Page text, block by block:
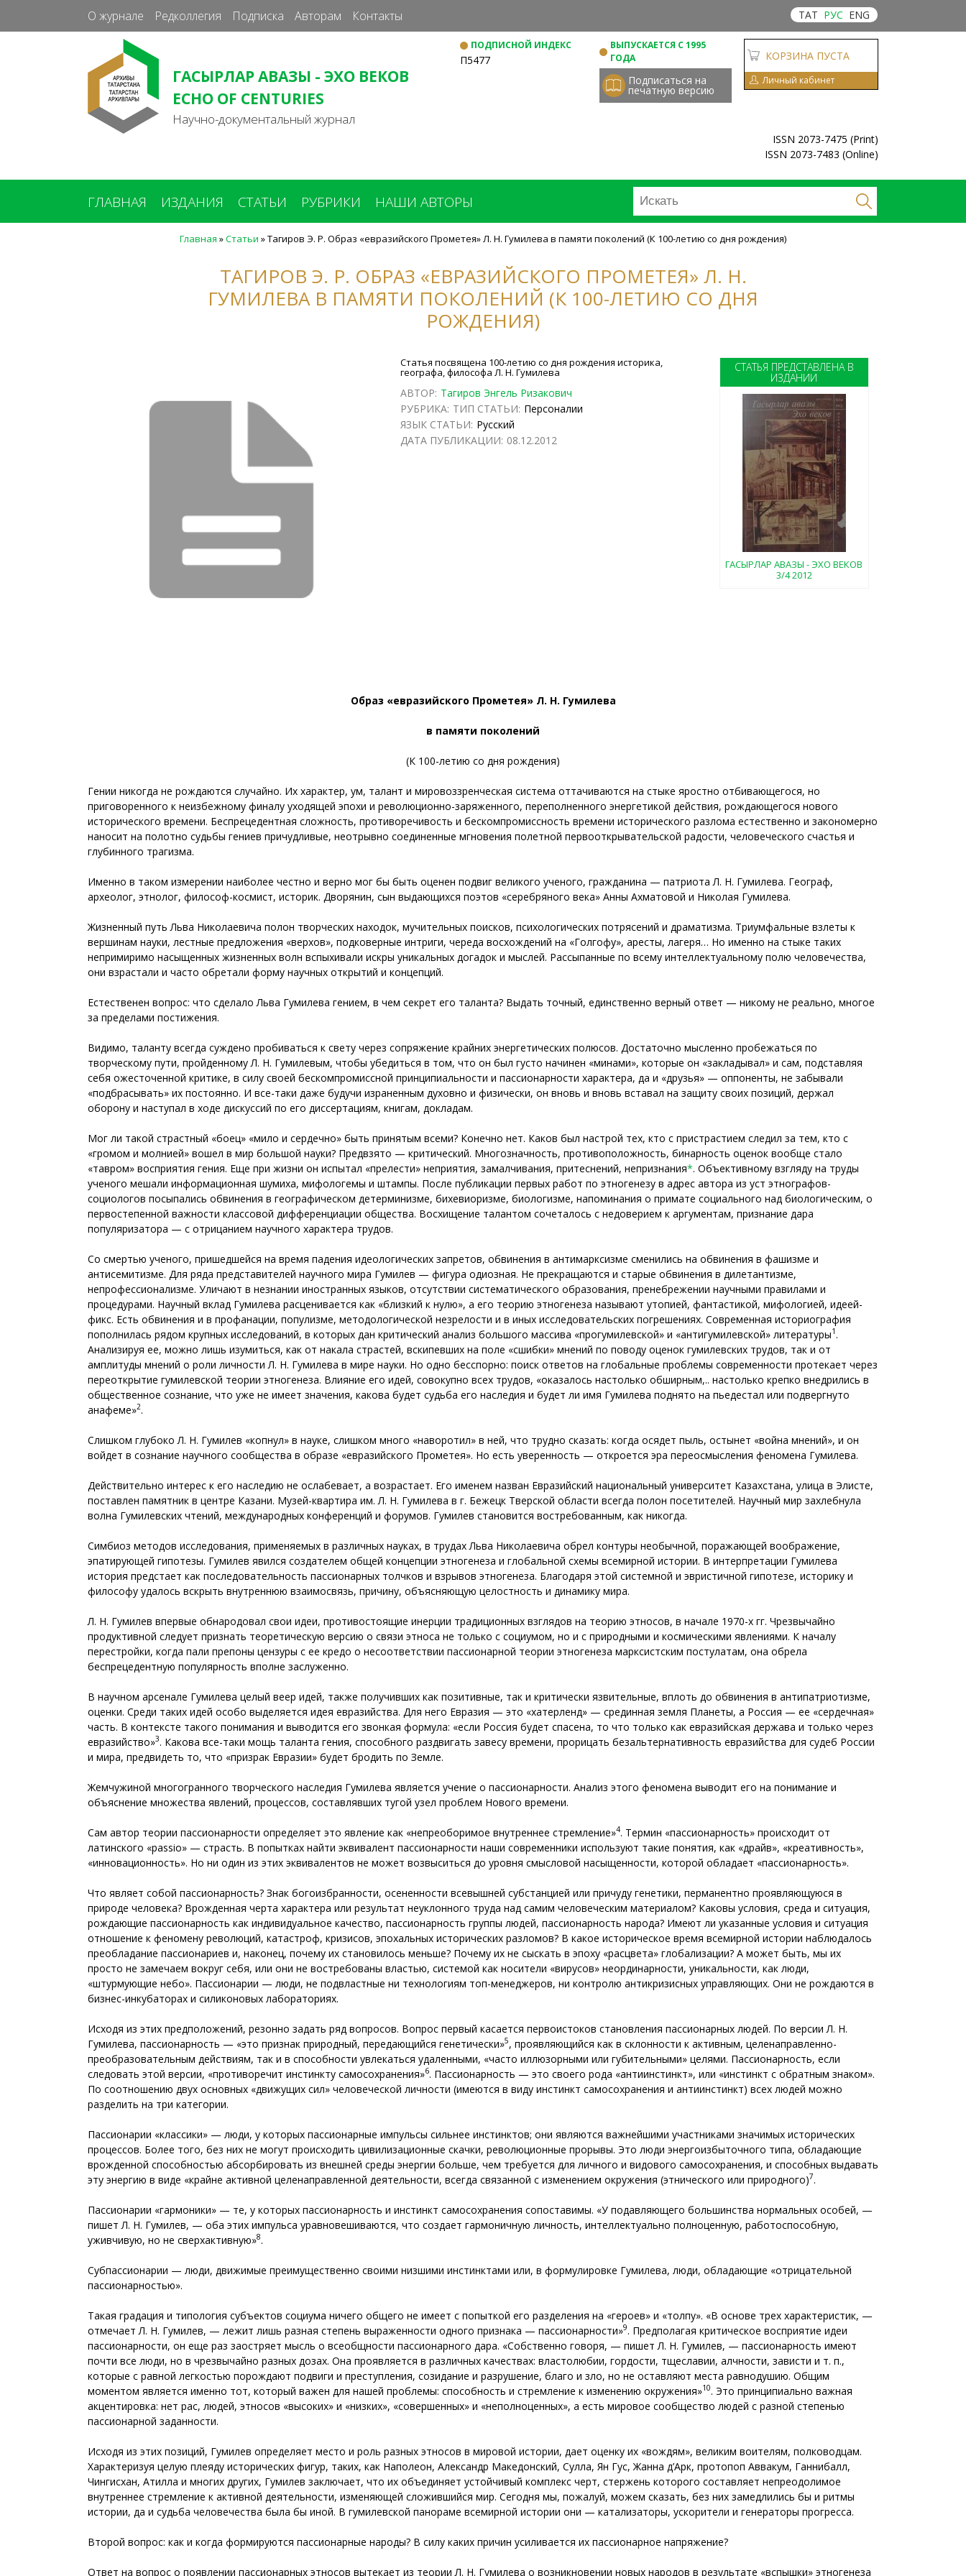
к
основному
О журнале Редколлегия Подписка Авторам Контакты ТАТ РУС ENG
ГАСЫРЛАР АВАЗЫ - ЭХО ВЕКОВ
ECHO OF CENTURIES
Научно-документальный журнал
ПОДПИСНОЙ ИНДЕКС
П5477
ВЫПУСКАЕТСЯ С 1995
ГОДА
Подписаться на
печатную версию
КОРЗИНА ПУСТА
Личный кабинет
ISSN 2073-7475 (Print)
ISSN 2073-7483 (Online)
ГЛАВНАЯ ИЗДАНИЯ СТАТЬИ РУБРИКИ НАШИ АВТОРЫ
Главная »Статьи »Тагиров Э. Р. Образ «евразийского Прометея» Л. Н. Гумилева в памяти поколений (К 100-летию со дня рождения)
ТАГИРОВ Э. Р. ОБРАЗ «ЕВРАЗИЙСКОГО ПРОМЕТЕЯ» Л. Н.
ГУМИЛЕВА В ПАМЯТИ ПОКОЛЕНИЙ (К 100-ЛЕТИЮ СО ДНЯ
РОЖДЕНИЯ)
Статья посвящена 100-летию со дня рождения историка,
географа, философа Л. Н. Гумилева
АВТОР: Тагиров Энгель Ризакович
РУБРИКА: ТИП СТАТЬИ: Персоналии
ЯЗЫК СТАТЬИ: Русский
ДАТА ПУБЛИКАЦИИ: 08.12.2012
СТАТЬЯ ПРЕДСТАВЛЕНА В
ИЗДАНИИ
ГАСЫРЛАР АВАЗЫ - ЭХО ВЕКОВ
3/4 2012
Образ «евразийского Прометея» Л. Н. Гумилева
в памяти поколений
(К 100-летию со дня рождения)
Гении никогда не рождаются случайно. Их характер, ум, талант и мировоззренческая система оттачиваются на стыке яростно отбивающегося, но
приговоренного к неизбежному финалу уходящей эпохи и революционно-заряженного, переполненного энергетикой действия, рождающегося нового
исторического времени. Беспрецедентная сложность, противоречивость и бескомпромиссность времени исторического разлома естественно и закономерно
наносит на полотно судьбы гениев причудливые, неотрывно соединенные мгновения полетной первооткрывательской радости, человеческого счастья и
глубинного трагизма.
Именно в таком измерении наиболее честно и верно мог бы быть оценен подвиг великого ученого, гражданина — патриота Л. Н. Гумилева. Географ,
археолог, этнолог, философ-космист, историк. Дворянин, сын выдающихся поэтов «серебряного века» Анны Ахматовой и Николая Гумилева.
Жизненный путь Льва Николаевича полон творческих находок, мучительных поисков, психологических потрясений и драматизма. Триумфальные взлеты к
вершинам науки, лестные предложения «верхов», подковерные интриги, череда восхождений на «Голгофу», аресты, лагеря… Но именно на стыке таких
непримиримо насыщенных жизненных волн вспыхивали искры уникальных догадок и мыслей. Рассыпанные по всему интеллектуальному полю человечества,
они взрастали и часто обретали форму научных открытий и концепций.
Естественен вопрос: что сделало Льва Гумилева гением, в чем секрет его таланта? Выдать точный, единственно верный ответ — никому не реально, многое
за пределами постижения.
Видимо, таланту всегда суждено пробиваться к свету через сопряжение крайних энергетических полюсов. Достаточно мысленно пробежаться по
творческому пути, пройденному Л. Н. Гумилевым, чтобы убедиться в том, что он был густо начинен «минами», которые он «закладывал» и сам, подставляя
себя ожесточенной критике, в силу своей бескомпромиссной принципиальности и пассионарности характера, да и «друзья» — оппоненты, не забывали
«подбрасывать» их постоянно. И все-таки даже будучи израненным духовно и физически, он вновь и вновь вставал на защиту своих позиций, держал
оборону и наступал в ходе дискуссий по его диссертациям, книгам, докладам.
Мог ли такой страстный «боец» «мило и сердечно» быть принятым всеми? Конечно нет. Каков был настрой тех, кто с пристрастием следил за тем, кто с
«громом и молнией» вошел в мир большой науки? Предвзято — критический. Многозначность, противоположность, бинарность оценок вообще стало
«тавром» восприятия гения. Еще при жизни он испытал «прелести» неприятия, замалчивания, притеснений, непризнания*. Объективному взгляду на труды
ученого мешали информационная шумиха, мифологемы и штампы. После публикации первых работ по этногенезу в адрес автора из уст этнографов-
социологов посыпались обвинения в географическом детерминизме, бихевиоризме, биологизме, напоминания о примате социального над биологическим, о
первостепенной важности классовой дифференциации общества. Восхищение талантом сочеталось с недоверием к аргументам, признание дара
популяризатора — с отрицанием научного характера трудов.
Со смертью ученого, пришедшейся на время падения идеологических запретов, обвинения в антимарксизме сменились на обвинения в фашизме и
антисемитизме. Для ряда представителей научного мира Гумилев — фигура одиозная. Не прекращаются и старые обвинения в дилетантизме,
непрофессионализме. Уличают в незнании иностранных языков, отсутствии систематического образования, пренебрежении научными правилами и
процедурами. Научный вклад Гумилева расценивается как «близкий к нулю», а его теорию этногенеза называют утопией, фантастикой, мифологией, идеей-
фикс. Есть обвинения и в профанации, популизме, методологической незрелости и в иных исследовательских погрешениях. Современная историография
пополнилась рядом крупных исследований, в которых дан критический анализ большого массива «прогумилевской» и «антигумилевской» литературы1 .
Анализируя ее, можно лишь изумиться, как от накала страстей, вскипевших на поле «сшибки» мнений по поводу оценок гумилевских трудов, так и от
амплитуды мнений о роли личности Л. Н. Гумилева в мире науки. Но одно бесспорно: поиск ответов на глобальные проблемы современности протекает через
переоткрытие гумилевской теории этногенеза. Влияние его идей, совокупно всех трудов, «оказалось настолько обширным,.. настолько крепко внедрились в
общественное сознание, что уже не имеет значения, какова будет судьба его наследия и будет ли имя Гумилева поднято на пьедестал или подвергнуто
анафеме»2.
Слишком глубоко Л. Н. Гумилев «копнул» в науке, слишком много «наворотил» в ней, что трудно сказать: когда осядет пыль, остынет «война мнений», и он
войдет в сознание научного сообщества в образе «евразийского Прометея». Но есть уверенность — откроется эра переосмысления феномена Гумилева.
Действительно интерес к его наследию не ослабевает, а возрастает. Его именем назван Евразийский национальный университет Казахстана, улица в Элисте,
поставлен памятник в центре Казани. Музей-квартира им. Л. Н. Гумилева в г. Бежецк Тверской области всегда полон посетителей. Научный мир захлебнула
волна Гумилевских чтений, международных конференций и форумов. Гумилев становится востребованным, как никогда.
Симбиоз методов исследования, применяемых в различных науках, в трудах Льва Николаевича обрел контуры необычной, поражающей воображение,
эпатирующей гипотезы. Гумилев явился создателем общей концепции этногенеза и глобальной схемы всемирной истории. В интерпретации Гумилева
история предстает как последовательность пассионарных толчков и взрывов этногенеза. Благодаря этой системной и эвристичной гипотезе, историку и
философу удалось вскрыть внутреннюю взаимосвязь, причину, объясняющую целостность и динамику мира.
Л. Н. Гумилев впервые обнародовал свои идеи, противостоящие инерции традиционных взглядов на теорию этносов, в начале 1970-х гг. Чрезвычайно
продуктивной следует признать теоретическую версию о связи этноса не только с социумом, но и с природными и космическими явлениями. К началу
перестройки, когда пали препоны цензуры с ее кредо о несоответствии пассионарной теории этногенеза марксистским постулатам, она обрела
беспрецедентную популярность вполне заслуженно.
В научном арсенале Гумилева целый веер идей, также получивших как позитивные, так и критически язвительные, вплоть до обвинения в антипатриотизме,
оценки. Среди таких идей особо выделяется идея евразийства. Для него Евразия — это «хатерленд» — срединная земля Планеты, а Россия — ее «сердечная»
часть. В контексте такого понимания и выводится его звонкая формула: «если Россия будет спасена, то что только как евразийская держава и только через
евразийство»3. Какова все-таки мощь таланта гения, способного раздвигать завесу времени, прорицать безальтернативность евразийства для судеб России
и мира, предвидеть то, что «призрак Евразии» будет бродить по Земле.
Жемчужиной многогранного творческого наследия Гумилева является учение о пассионарности. Анализ этого феномена выводит его на понимание и
объяснение множества явлений, процессов, составлявших тугой узел проблем Нового времени.
Сам автор теории пассионарности определяет это явление как «непреоборимое внутреннее стремление»4. Термин «пассионарность» происходит от
латинского «passio» — страсть. В попытках найти эквивалент пассионарности наши современники используют такие понятия, как «драйв», «креативность»,
«инновационность». Но ни один из этих эквивалентов не может возвыситься до уровня смысловой насыщенности, которой обладает «пассионарность».
Что являет собой пассионарность? Знак богоизбранности, осененности всевышней субстанцией или причуду генетики, перманентно проявляющуюся в
природе человека? Врожденная черта характера или результат неуклонного труда над самим человеческим материалом? Каковы условия, среда и ситуация,
рождающие пассионарность как индивидуальное качество, пассионарность группы людей, пассионарность народа? Имеют ли указанные условия и ситуация
отношение к феномену революций, катастроф, кризисов, эпохальных исторических разломов? В какое историческое время всемирной истории наблюдалось
преобладание пассионариев и, наконец, почему их становилось меньше? Почему их не сыскать в эпоху «расцвета» глобализации? А может быть, мы их
просто не замечаем вокруг себя, или они не востребованы властью, системой как носители «вирусов» неординарности, уникальности, как люди,
«штурмующие небо». Пассионарии — люди, не подвластные ни технологиям топ-менеджеров, ни контролю антикризисных управляющих. Они не рождаются в
бизнес-инкубаторах и силиконовых лабораториях.
Исходя из этих предположений, резонно задать ряд вопросов. Вопрос первый касается первоистоков становления пассионарных людей. По версии Л. Н.
Гумилева, пассионарность — «это признак природный, передающийся генетически»5, проявляющийся как в склонности к активным, целенаправленно-
преобразовательным действиям, так и в способности увлекаться удаленными, «часто иллюзорными или губительными» целями. Пассионарность, если
следовать этой версии, «противоречит инстинкту самосохранения»6. Пассионарность — это своего рода «антиинстинкт», или «инстинкт с обратным знаком».
По соотношению двух основных «движущих сил» человеческой личности (имеются в виду инстинкт самосохранения и антиинстинкт) всех людей можно
разделить на три категории.
Пассионарии «классики» — люди, у которых пассионарные импульсы сильнее инстинктов; они являются важнейшими участниками значимых исторических
процессов. Более того, без них не могут происходить цивилизационные скачки, революционные прорывы. Это люди энергоизбыточного типа, обладающие
врожденной способностью абсорбировать из внешней среды энергии больше, чем требуется для личного и видового самосохранения, и способных выдавать
эту энергию в виде «крайне активной целенаправленной деятельности, всегда связанной с изменением окружения (этнического или природного)7.
Пассионарии «гармоники» — те, у которых пассионарность и инстинкт самосохранения сопоставимы. «У подавляющего большинства нормальных особей, —
пишет Л. Н. Гумилев, — оба этих импульса уравновешиваются, что создает гармоничную личность, интеллектуально полноценную, работоспособную,
уживчивую, но не сверхактивную»8.
Субпассионарии — люди, движимые преимущественно своими низшими инстинктами или, в формулировке Гумилева, люди, обладающие «отрицательной
пассионарностью».
Такая градация и типология субъектов социума ничего общего не имеет с попыткой его разделения на «героев» и «толпу». «В основе трех характеристик, —
отмечает Л. Н. Гумилев, — лежит лишь разная степень выраженности одного признака — пассионарности»9. Предполагая критическое восприятие идеи
пассионарности, он еще раз заостряет мысль о всеобщности пассионарного дара. «Собственно говоря, — пишет Л. Н. Гумилев, — пассионарность имеют
почти все люди, но в чрезвычайно разных дозах. Она проявляется в различных качествах: властолюбии, гордости, тщеславии, алчности, зависти и т. п.,
которые с равной легкостью порождают подвиги и преступления, созидание и разрушение, благо и зло, но не оставляют места равнодушию. Общим
моментом является именно тот, который важен для нашей проблемы: способность и стремление к изменению окружения»10. Это принципиально важная
акцентировка: нет рас, людей, этносов «высоких» и «низких», «совершенных» и «неполноценных», а есть мировое сообщество людей с разной степенью
пассионарной заданности.
Исходя из этих позиций, Гумилев определяет место и роль разных этносов в мировой истории, дает оценку их «вождям», великим воителям, полководцам.
Характеризуя целую плеяду исторических фигур, таких, как Наполеон, Александр Македонский, Сулла, Ян Гус, Жанна д’Арк, протопоп Аввакум, Ганнибалл,
Чингисхан, Атилла и многих других, Гумилев заключает, что их объединяет устойчивый комплекс черт, стержень которого составляет непреодолимое
внутреннее стремление к активной деятельности, изменяющей сложившийся мир. Сегодня мы, пожалуй, можем сказать, без них замедлились бы и ритмы
истории, да и судьба человечества была бы иной. В гумилевской панораме всемирной истории они — катализаторы, ускорители и генераторы прогресса.
Второй вопрос: как и когда формируются пассионарные народы? В силу каких причин усиливается их пассионарное напряжение?
Ответ на вопрос о появлении пассионарных этносов вытекает из теории Л. Н. Гумилева о возникновении новых народов в результате «вспышки» этногенеза